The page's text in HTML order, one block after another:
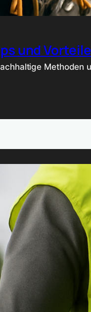
und Vorteile
Methoden